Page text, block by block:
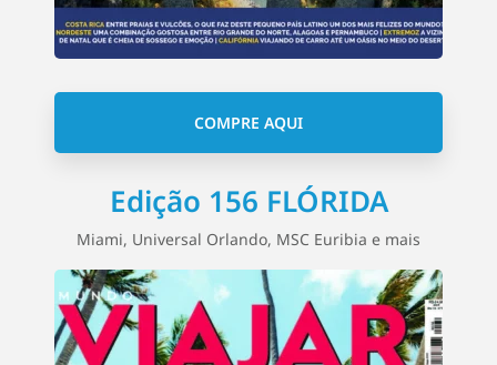
COMPRE AQUI
Edição 156 FLÓRIDA
Miami, Universal Orlando, MSC Euribia e mais